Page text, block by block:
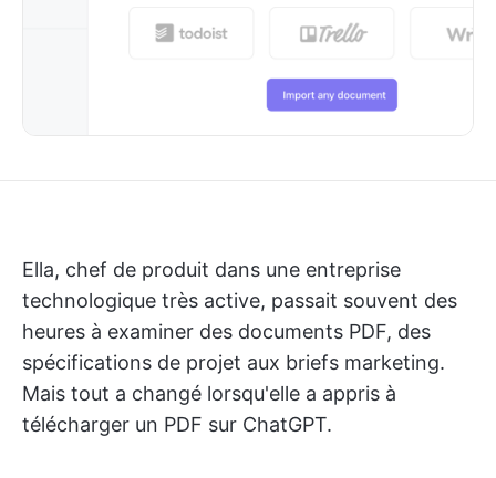
Ella, chef de produit dans une entreprise
technologique très active, passait souvent des
heures à examiner des documents PDF, des
spécifications de projet aux briefs marketing.
Mais tout a changé lorsqu'elle a appris à
télécharger un PDF sur ChatGPT.